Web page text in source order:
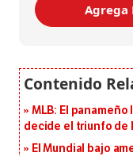
Agrega
MLB: El
decide el triunfo de
El Mundial bajo